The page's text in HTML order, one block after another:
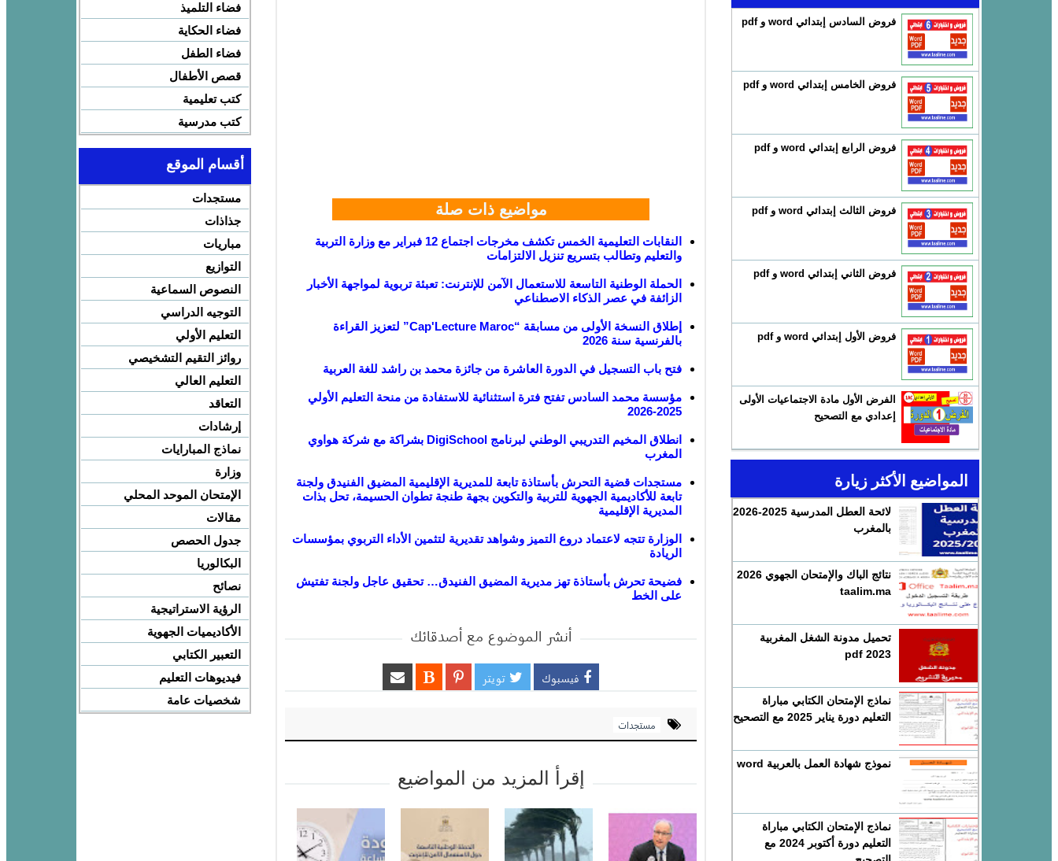
مواضيع ذات صلة
النقابات التعليمية الخمس تكشف مخرجات اجتماع 12 فبراير مع وزارة التربية
والتعليم وتطالب بتسريع تنزيل الالتزامات
الحملة الوطنية التاسعة للاستعمال الآمن للإنترنت: تعبئة تربوية لمواجهة الأخبار
الزائفة في عصر الذكاء الاصطناعي
إطلاق النسخة الأولى من مسابقة “Cap'Lecture Maroc” لتعزيز القراءة
بالفرنسية سنة 2026
فتح باب التسجيل في الدورة العاشرة من جائزة محمد بن راشد للغة العربية
مؤسسة محمد السادس تفتح فترة استثنائية للاستفادة من منحة التعليم الأولي
2025-2026
انطلاق المخيم التدريبي الوطني لبرنامج DigiSchool بشراكة مع شركة هواوي
المغرب
مستجدات قضية التحرش بأستاذة تابعة للمديرية الإقليمية المضيق الفنيدق ولجنة
تابعة للأكاديمية الجهوية للتربية والتكوين بجهة طنجة تطوان الحسيمة، تحل بذات
المديرية الإقليمية
الوزارة تتجه لاعتماد دروع التميز وشواهد تقديرية لتثمين الأداء التربوي بمؤسسات
الريادة
فضيحة تحرش بأستاذة تهز مديرية المضيق الفنيدق… تحقيق عاجل ولجنة تفتيش
على الخط
أنشر الموضوع مع أصدقائك
فيسبوك تويتر
مستجدات
إقرأ المزيد من المواضيع
فروض السادس إبتدائي word و pdf
فروض الخامس إبتدائي word و pdf
فروض الرابع إبتدائي word و pdf
فروض الثالث إبتدائي word و pdf
فروض الثاني إبتدائي word و pdf
فروض الأول إبتدائي word و pdf
الفرض الأول مادة الاجتماعيات الأولى
إعدادي مع التصحيح
المواضيع الأكثر زيارة
لائحة العطل المدرسية 2025-2026
بالمغرب
نتائج الباك والإمتحان الجهوي 2026
taalim.ma
تحميل مدونة الشغل المغربية
2023 pdf
نماذج الإمتحان الكتابي مباراة
التعليم دورة يناير 2025 مع التصحيح
نموذج شهادة العمل بالعربية word
نماذج الإمتحان الكتابي مباراة
التعليم دورة أكتوبر 2024 مع
فضاء التلميذ
فضاء الحكاية
فضاء الطفل
قصص الأطفال
كتب تعليمية
كتب مدرسية
أقسام الموقع
مستجدات
جذاذات
مباريات
التوازيع
النصوص السماعية
التوجيه الدراسي
التعليم الأولي
روائز التقيم التشخيصي
التعليم العالي
التعاقد
إرشادات
نماذج المبارايات
وزارة
الإمتحان الموحد المحلي
مقالات
جدول الحصص
البكالوريا
نصائح
الرؤية الاستراتيجية
الأكاديميات الجهوية
التعبير الكتابي
فيديوهات التعليم
شخصيات عامة